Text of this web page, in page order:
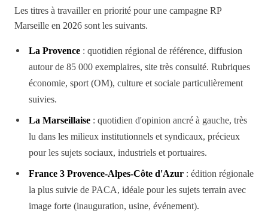
Les titres à travailler en priorité pour une campagne RP
Marseille en 2026 sont les suivants.
La Provence : quotidien régional de référence, diffusion
autour de 85 000 exemplaires, site très consulté. Rubriques
économie, sport (OM), culture et sociale particulièrement
suivies.
La Marseillaise : quotidien d'opinion ancré à gauche, très
lu dans les milieux institutionnels et syndicaux, précieux
pour les sujets sociaux, industriels et portuaires.
France 3 Provence-Alpes-Côte d'Azur : édition régionale
la plus suivie de PACA, idéale pour les sujets terrain avec
image forte (inauguration, usine, événement).